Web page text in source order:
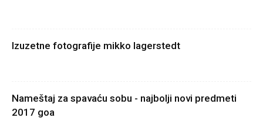
Izuzetne fotografije mikko lagerstedt
Nameštaj za spavaću sobu - najbolji novi predmeti
2017 goa